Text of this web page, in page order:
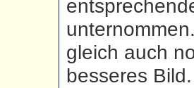
gleich auch
besseres Bild.